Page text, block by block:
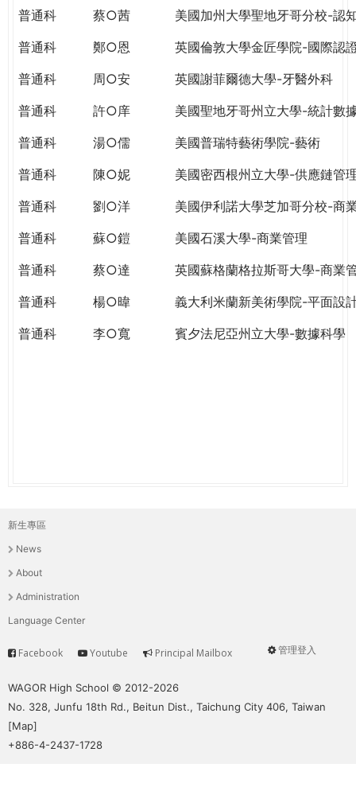
WAGOR
TODAY
THE
WORLD
PUTTING
YOU
THE
普通科
蔡○茜
美國加州大學聖地牙哥分校-認
普通科
鄭○恩
英國倫敦大學金匠學院-國際認
普通科
周○安
英國謝菲爾德大學-牙醫外科
普通科
許○庠
美國聖地牙哥州立大學-統計數
普通科
湯○儒
美國普瑞特藝術學院-藝術
普通科
陳○妮
美國密西根州立大學-供應鏈管
普通科
劉○洋
美國伊利諾大學芝加哥分校-商
普通科
蘇○鎧
美國石溪大學-商業管理
普通科
蔡○達
英國蘇格蘭格拉斯哥大學-商業
普通科
楊○暐
義大利米蘭新美術學院-平面設
普通科
李○寬 賓夕法尼亞州立大學-數據科學
主
選
單
新生專區
News
About
Administration
Language Center
User
管理登入
Service
Facebook Youtube Principal Mailbox
WAGOR High School © 2012-2026
No. 328, Junfu 18th Rd., Beitun Dist., Taichung City 406, Taiwan
[Map]
+886-4-2437-1728